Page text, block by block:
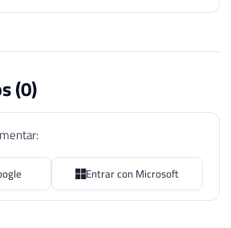
(0)
Entrar con Microsoft